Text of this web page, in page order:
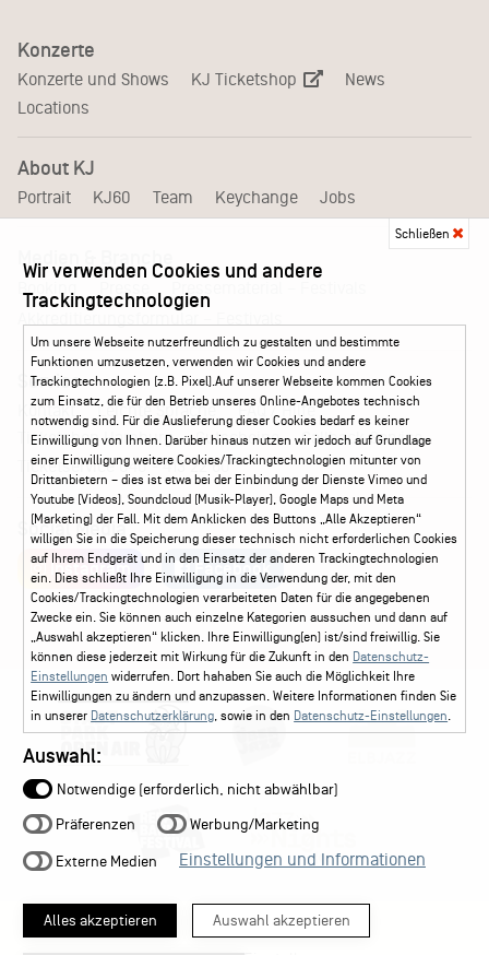
Konzerte
Konzerte und Shows KJ Ticketshop
News
Locations
About KJ
Portrait KJ60 Team Keychange Jobs
Booking Presse
Service
Kontakt Leichte Sprache
FAQ / Hilfe
Ticketshop Hamburg
Gutscheine
Callback-Service
Ticketservice 040 - 413 22 60
Social Media
Instagram Facebook
Schließen
Wir verwenden Cookies und andere
Trackingtechnologien
Um unsere Webseite nutzerfreundlich zu gestalten und bestimmte
Funktionen umzusetzen, verwenden wir Cookies und andere
Trackingtechnologien (z.B. Pixel).Auf unserer Webseite kommen Cookies
zum Einsatz, die für den Betrieb unseres Online-Angebotes technisch
notwendig sind. Für die Auslieferung dieser Cookies bedarf es keiner
Einwilligung von Ihnen. Darüber hinaus nutzen wir jedoch auf Grundlage
einer Einwilligung weitere Cookies/Trackingtechnologien mitunter von
Drittanbietern – dies ist etwa bei der Einbindung der Dienste Vimeo und
Youtube (Videos), Soundcloud (Musik-Player), Google Maps und Meta
(Marketing) der Fall. Mit dem Anklicken des Buttons „Alle Akzeptieren“
willigen Sie in die Speicherung dieser technisch nicht erforderlichen Cookies
auf Ihrem Endgerät und in den Einsatz der anderen Trackingtechnologien
ein. Dies schließt Ihre Einwilligung in die Verwendung der, mit den
Cookies/Trackingtechnologien verarbeiteten Daten für die angegebenen
Zwecke ein. Sie können auch einzelne Kategorien aussuchen und dann auf
„Auswahl akzeptieren“ klicken. Ihre Einwilligung(en) ist/sind freiwillig. Sie
können diese jederzeit mit Wirkung für die Zukunft in den Datenschutz-
Einstellungen widerrufen. Dort hahaben Sie auch die Möglichkeit Ihre
Einwilligungen zu ändern und anzupassen. Weitere Informationen finden Sie
in unserer Datenschutzerklärung, sowie in den Datenschutz-Einstellungen.
Auswahl:
Notwendige (erforderlich, nicht abwählbar)
Präferenzen Werbung/Marketing
Externe Medien Einstellungen und Informationen
Alles akzeptieren Auswahl akzeptieren